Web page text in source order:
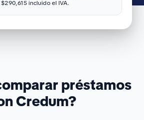
incluido el IVA.
préstamos
Credum?